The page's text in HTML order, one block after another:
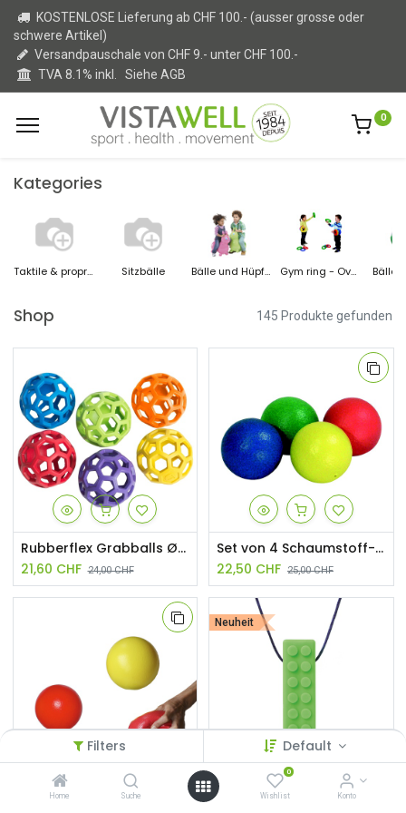
Filters Default
Home Suche
0
Wishlist Konto
KOSTENLOSE Lieferung ab CHF 100.- (ausser grosse oder
schwere Artikel)
Versandpauschale von CHF 9.- unter CHF 100.-
TVA 8.1% inkl. Siehe AGB
0
Kategories
Taktile & propriozeptive Stimulation Sitzbälle Bälle und Hüpftiere Gym ring - Overball Bälle
Shop 145 Produkte gefunden
Rubberflex Grabballs Ø12 cm / pro Paar
21,60 CHF 24,00CHF
Set von 4 Schaumstoff-Bällen Ø 7cm
22,50 CHF 25,00CHF
Schaumstoffball
ARK Kaustein
Neuheit